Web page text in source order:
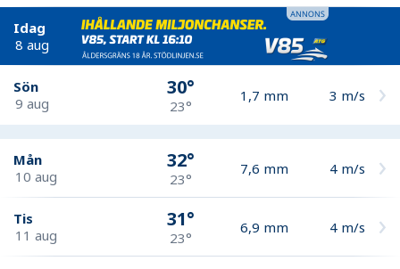
Idag
8 aug
Sön
9 aug
30°
23°
1,7 mm 3 m/s
Mån
10 aug
32°
23°
7,6 mm 4 m/s
Tis
11 aug
31°
23°
6,9 mm 4 m/s